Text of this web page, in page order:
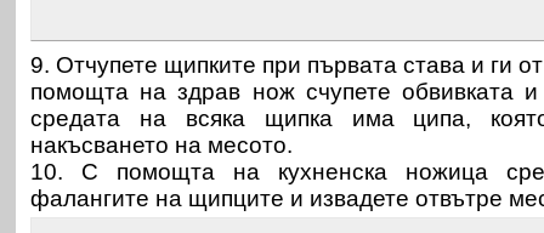
9. Отчупете щипките при първата става и ги
помощта на здрав нож счупете обвивката
средата на всяка щипка има ципа,
накъсването на месото.
10. С помощта на кухненска ножица
фалангите на щипците и извадете отвътре